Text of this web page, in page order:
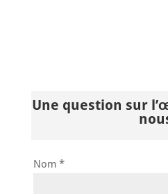
Une question sur
Nom *